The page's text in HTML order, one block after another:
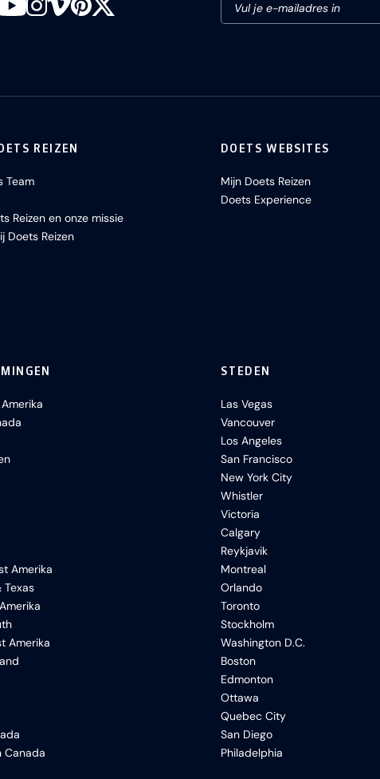
REIZEN
Team
Reizen en onze missie
Doets Reizen
DOETS WEBSITES
Mijn Doets Reizen
Doets Experience
Amerika
Texas
Amerika
Canada
STEDEN
Las Vegas
Vancouver
Los Angeles
San Francisco
New York City
Whistler
Victoria
Calgary
Reykjavik
Montreal
Orlando
Toronto
Stockholm
Washington D.C.
Boston
Edmonton
Ottawa
Quebec City
San Diego
Philadelphia